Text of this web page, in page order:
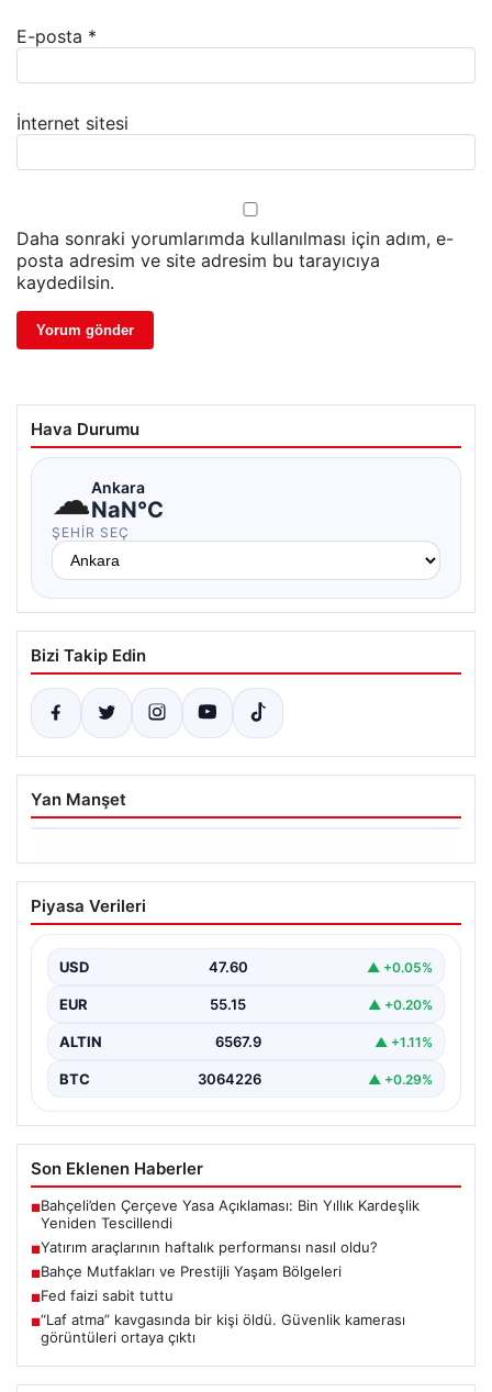
E-posta *
İnternet sitesi
Daha sonraki yorumlarımda kullanılması için adım, e-
posta adresim ve site adresim bu tarayıcıya
kaydedilsin.
Hava Durumu
☁Ankara
NaN°C
ŞEHIR SEÇ
Bizi Takip Edin
Yan Manşet
05.08.2026
Yatırım araçlarının haftalık performansı
nasıl oldu?
“content”: “ Bir haftalık zaman diliminde finans
piyasalarında…
Piyasa Verileri
USD 47.60 ▲ +0.05%
EUR 55.15 ▲ +0.20%
ALTIN 6567.9 ▲ +1.11%
BTC 3064226 ▲ +0.29%
Son Eklenen Haberler
■Bahçeli’den Çerçeve Yasa Açıklaması: Bin Yıllık Kardeşlik
Yeniden Tescillendi
■Yatırım araçlarının haftalık performansı nasıl oldu?
■Bahçe Mutfakları ve Prestijli Yaşam Bölgeleri
■Fed faizi sabit tuttu
■“Laf atma” kavgasında bir kişi öldü. Güvenlik kamerası
görüntüleri ortaya çıktı